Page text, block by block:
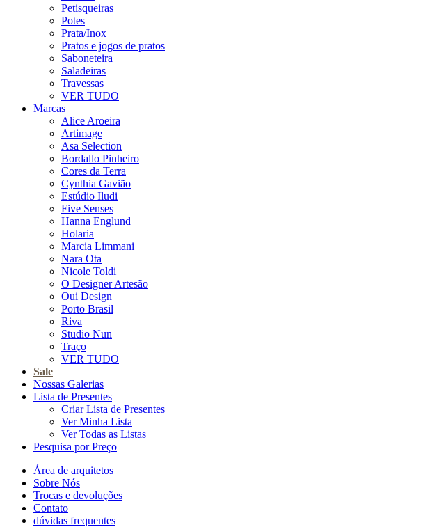
Petisqueiras
Potes
Prata/Inox
Pratos e jogos de pratos
Saboneteira
Saladeiras
Travessas
VER TUDO
Marcas
Alice Aroeira
Artimage
Asa Selection
Bordallo Pinheiro
Cores da Terra
Cynthia Gavião
Estúdio Iludi
Five Senses
Hanna Englund
Holaria
Marcia Limmani
Nara Ota
Nicole Toldi
O Designer Artesão
Oui Design
Porto Brasil
Riva
Studio Nun
Traço
VER TUDO
Sale
Nossas Galerias
Lista de Presentes
Criar Lista de Presentes
Ver Minha Lista
Ver Todas as Listas
Pesquisa por Preço
Área de arquitetos
Sobre Nós
Trocas e devoluções
Contato
dúvidas frequentes